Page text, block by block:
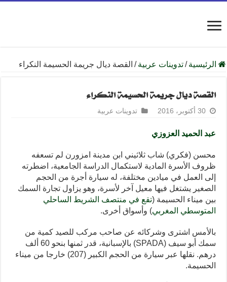
الرئيسية /تدوينات عربية / القصة ديال جريمة الحسيمة النكراء
القصة ديال جريمة الحسيمة النكراء
30 أكتوبر، 2016 تدوينات عربية
عبد الحميد العزوزي
محسن (فكري) شاب ثلاثيني ابن مدينة امزورن لم تسعفه
ظروف الأسرة المادية لاستكمال الدراسة الجامعية، اضطرته
إلى العمل في ميادين مختلفة، له سيارة أجرة من الحجم
الصغير يشتغل فيها معيل آخر لأسرة، وهو يزاول تجارة السمك
بين ميناء الحسيمة (تقع في منتصف الشريط الساحلي
المتوسطي المغربي) وأسواق أخرى.
بالأمس اشترى وشركائه عن صاحب مركب للصيد كمية من
سمك أبو سيف (SPADA) بالإسبانية، قدر ثمنها بنحو 60 ألف
درهم. نقلها عبر سيارة من الحجم الكبير (207) خارجا من ميناء
الحسيمة.